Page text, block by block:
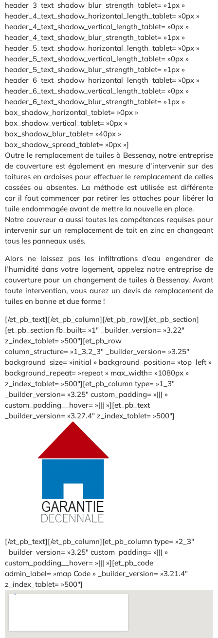
header_3_text_shadow_blur_strength_tablet= »1px »
header_4_text_shadow_horizontal_length_tablet= »0px »
header_4_text_shadow_vertical_length_tablet= »0px »
header_4_text_shadow_blur_strength_tablet= »1px »
header_5_text_shadow_horizontal_length_tablet= »0px »
header_5_text_shadow_vertical_length_tablet= »0px »
header_5_text_shadow_blur_strength_tablet= »1px »
header_6_text_shadow_horizontal_length_tablet= »0px »
header_6_text_shadow_vertical_length_tablet= »0px »
header_6_text_shadow_blur_strength_tablet= »1px »
box_shadow_horizontal_tablet= »0px »
box_shadow_vertical_tablet= »0px »
box_shadow_blur_tablet= »40px »
box_shadow_spread_tablet= »0px »]
Outre le remplacement de tuiles à Bessenay, notre entreprise
de couverture est également en mesure d’intervenir sur des
toitures en ardoises pour effectuer le remplacement de celles
cassées ou absentes. La méthode est utilisée est différente
car il faut commencer par retirer les attaches pour libérer la
tuile endommagée avant de mettre la nouvelle en place.
Notre couvreur a aussi toutes les compétences requises pour
intervenir sur un remplacement de toit en zinc en changeant
tous les panneaux usés.
Alors ne laissez pas les infiltrations d’eau engendrer de
l’humidité dans votre logement, appelez notre entreprise de
couverture pour un changement de tuiles à Bessenay. Avant
toute intervention, vous aurez un devis de remplacement de
tuiles en bonne et due forme !
[/et_pb_text][/et_pb_column][/et_pb_row][/et_pb_section]
[et_pb_section fb_built= »1″ _builder_version= »3.22″
z_index_tablet= »500″][et_pb_row
column_structure= »1_3,2_3″ _builder_version= »3.25″
background_size= »initial » background_position= »top_left »
background_repeat= »repeat » max_width= »1080px »
z_index_tablet= »500″][et_pb_column type= »1_3″
_builder_version= »3.25″ custom_padding= »||| »
custom_padding__hover= »||| »][et_pb_text
_builder_version= »3.27.4″ z_index_tablet= »500″]
[/et_pb_text][/et_pb_column][et_pb_column type= »2_3″
_builder_version= »3.25″ custom_padding= »||| »
custom_padding__hover= »||| »][et_pb_code
admin_label= »map Code » _builder_version= »3.21.4″
z_index_tablet= »500″]